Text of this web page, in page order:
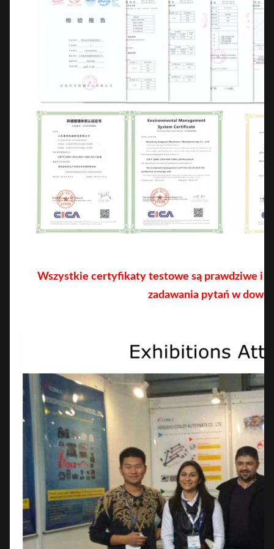
Wszystkie certyfikaty testowe są prawdziwe i
zadawania pytań w